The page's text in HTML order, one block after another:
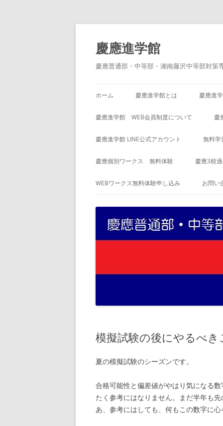
コ
テ
ン
ツ
へ
ス
慶應進学館
慶應普通部・中等部・湘南藤沢中等部対
ホーム 慶應進学館とは 慶應進
慶應進学館 WEB会員制度について 慶
慶應進学館 LINE公式アカウント 無料学
慶應個別ワークス 無料体験 慶應3校
WEBワークス無料体験申し込み お問い
模擬試験の後にやるべき
夏の模擬試験のシーズンです。
合格可能性と偏差値がやはり気になる
たく参考にはなりません。まだ半年も
あ、参考にはしても、何もこの数字に